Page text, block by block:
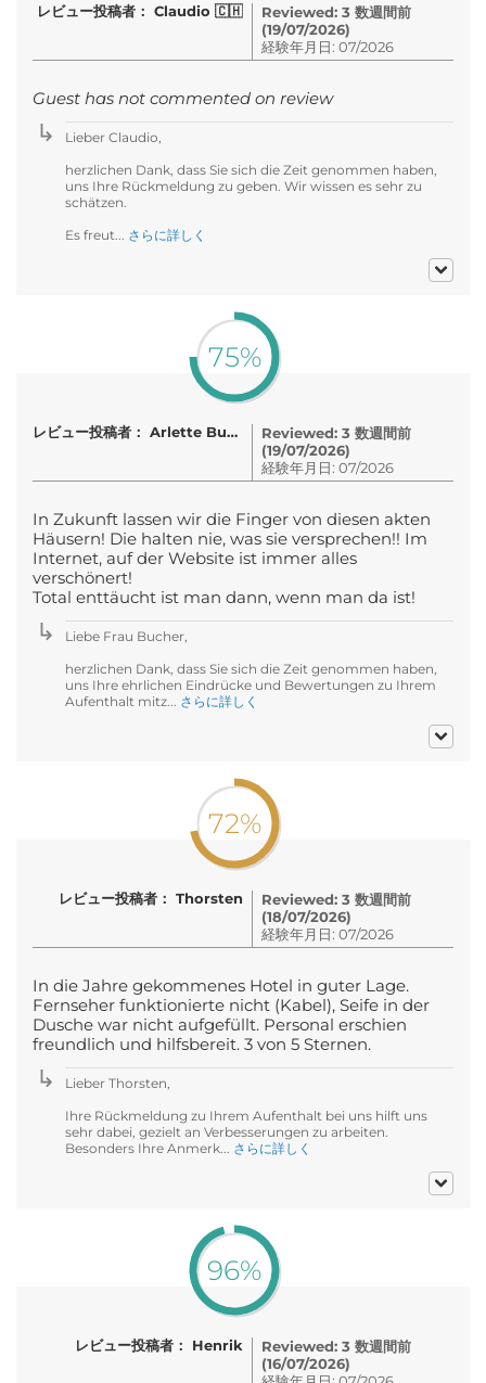
レビュー投稿者： Claudio 🇨🇭
Reviewed: 3 数週間前
(19/07/2026)
経験年月日: 07/2026
Guest has not commented on review
Lieber Claudio,
herzlichen Dank, dass Sie sich die Zeit genommen haben,
uns Ihre Rückmeldung zu geben. Wir wissen es sehr zu
schätzen.
Es freut... さらに詳しく
75%
レビュー投稿者： Arlette Bucher
Reviewed: 3 数週間前
(19/07/2026)
経験年月日: 07/2026
In Zukunft lassen wir die Finger von diesen akten
Häusern! Die halten nie, was sie versprechen!! Im
Internet, auf der Website ist immer alles
verschönert!
Total enttäucht ist man dann, wenn man da ist!
Liebe Frau Bucher,
herzlichen Dank, dass Sie sich die Zeit genommen haben,
uns Ihre ehrlichen Eindrücke und Bewertungen zu Ihrem
Aufenthalt mitz... さらに詳しく
72%
レビュー投稿者： Thorsten
Reviewed: 3 数週間前
(18/07/2026)
経験年月日: 07/2026
In die Jahre gekommenes Hotel in guter Lage.
Fernseher funktionierte nicht (Kabel), Seife in der
Dusche war nicht aufgefüllt. Personal erschien
freundlich und hilfsbereit. 3 von 5 Sternen.
Lieber Thorsten,
Ihre Rückmeldung zu Ihrem Aufenthalt bei uns hilft uns
sehr dabei, gezielt an Verbesserungen zu arbeiten.
Besonders Ihre Anmerk... さらに詳しく
96%
レビュー投稿者： Henrik
Reviewed: 3 数週間前
(16/07/2026)